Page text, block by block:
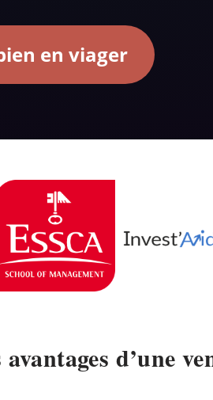
en viager
d’une